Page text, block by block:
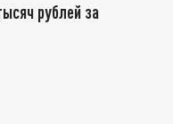
рублей за